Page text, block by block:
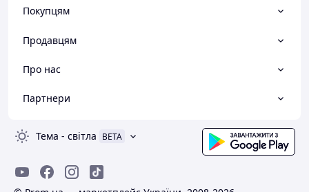
Покупцям
Продавцям
Про нас
Партнери
Тема - світла BETA